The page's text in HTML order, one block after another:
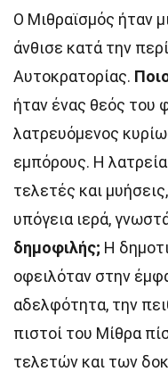
Ο Μιθραϊσμός ήταν
άνθισε κατά την
Αυτοκρατορίας.
ήταν ένας θεός του
λατρευόμενος
εμπόρους. Η
τελετές και
υπόγεια ιερά,
δημοφιλής; Η
οφειλόταν στην
αδελφότητα, την
πιστοί του Μίθρα
τελετών και των